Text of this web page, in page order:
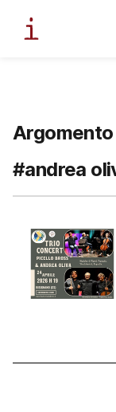
Argomento
#andrea